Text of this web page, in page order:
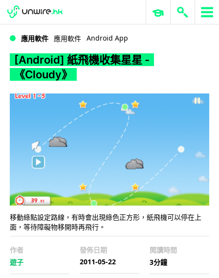
[Android] 紙飛機收集星星 -《Cloudy》
WWDC 2026 ERP 與商業 AI
應用軟件 應用軟件 Android App
[Android] 紙飛機收集星星 -
《Cloudy》
移動綠點設定路線，有時會出現綠色正方形，紙飛機可以停在上
面，等待障礙物移開時再飛行。
作者
遊子
發佈日期
2011-05-22
閱讀時間
3分鐘